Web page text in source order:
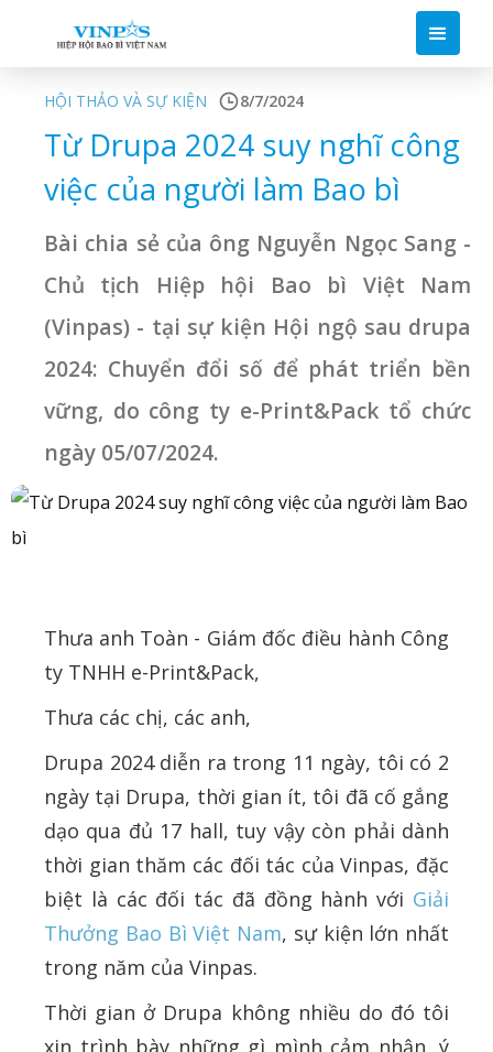
HỘI THẢO VÀ SỰ KIỆN 8/7/2024
Từ Drupa 2024 suy nghĩ công
việc của người làm Bao bì
Bài chia sẻ của ông Nguyễn Ngọc Sang -
Chủ tịch Hiệp hội Bao bì Việt Nam
(Vinpas) - tại sự kiện Hội ngộ sau drupa
2024: Chuyển đổi số để phát triển bền
vững, do công ty e-Print&Pack tổ chức
ngày 05/07/2024.
Thưa anh Toàn - Giám đốc điều hành Công
ty TNHH e-Print&Pack,
Thưa các chị, các anh,
Drupa 2024 diễn ra trong 11 ngày, tôi có 2
ngày tại Drupa, thời gian ít, tôi đã cố gắng
dạo qua đủ 17 hall, tuy vậy còn phải dành
thời gian thăm các đối tác của Vinpas, đặc
biệt là các đối tác đã đồng hành với Giải
Thưởng Bao Bì Việt Nam, sự kiện lớn nhất
trong năm của Vinpas.
Thời gian ở Drupa không nhiều do đó tôi
xin trình bày những gì mình cảm nhận, ý